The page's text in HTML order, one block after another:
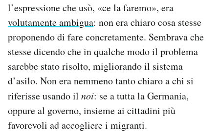
l’espressione che usò, «ce la faremo», era
volutamente ambigua: non era chiaro cosa stesse
proponendo di fare concretamente. Sembrava che
stesse dicendo che in qualche modo il problema
sarebbe stato risolto, migliorando il sistema
d’asilo. Non era nemmeno tanto chiaro a chi si
riferisse usando il noi: se a tutta la Germania,
oppure al governo, insieme ai cittadini più
favorevoli ad accogliere i migranti.